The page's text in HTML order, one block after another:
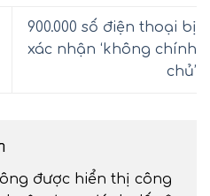
900.000 số điện thoại bị
xác nhận ‘không chính
chủ’
được hiển thị công